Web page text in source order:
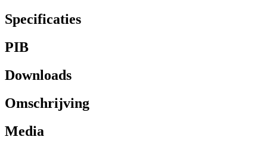
Specificaties
PIB
Downloads
Omschrijving
Media